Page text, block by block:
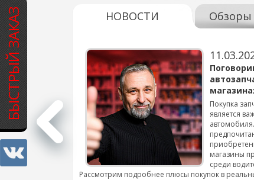
БЫСТРЫЙ ЗАКАЗ НОВОСТИ Обзоры
для
смены шин на
подробнее...
Покупка
является
магазины
среди
Рассмотрим подробнее плюсы покупок в